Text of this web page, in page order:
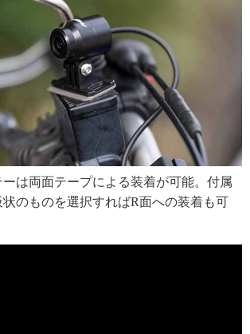
は両面テープによる装着が可能。付属
のものを選択すればR面への装着も可